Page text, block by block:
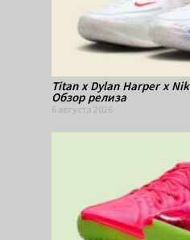
Titan x Dylan Harper x
Обзор релиза
6 августа 2026